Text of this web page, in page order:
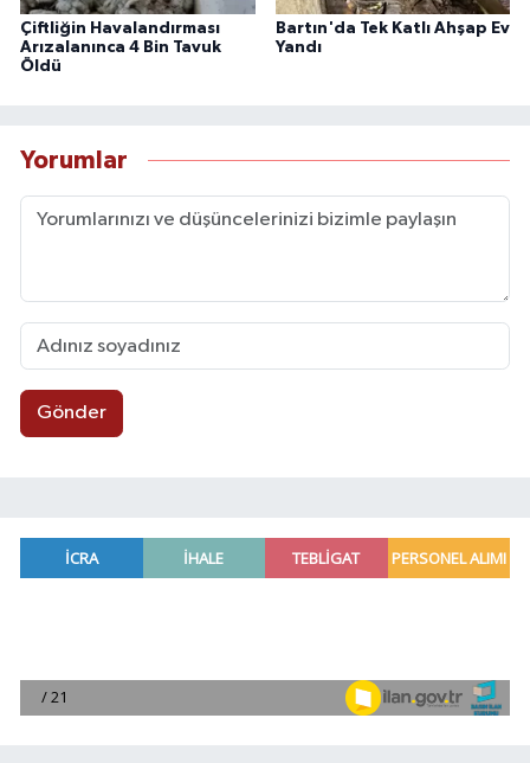
Çiftliğin Havalandırması
Arızalanınca 4 Bin Tavuk
Öldü
Bartın'da Tek Katlı Ahşap Ev
Yandı
Yorumlar
Gönder